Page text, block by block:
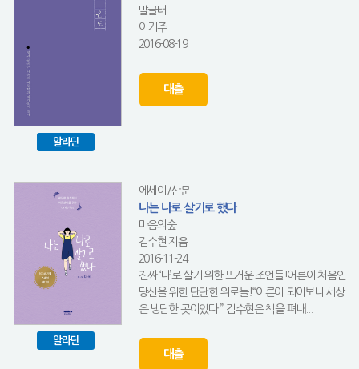
알라딘
말글터
이기주
2016-08-19
대출
알라딘
에세이/산문
나는 나로 살기로 했다
마음의숲
김수현 지음
2016-11-24
진짜 ‘나’로 살기 위한 뜨거운 조언들!어른이 처음인
당신을 위한 단단한 위로들!“어른이 되어보니 세상
은 냉담한 곳이었다.” 김수현은 책을 펴내...
대출